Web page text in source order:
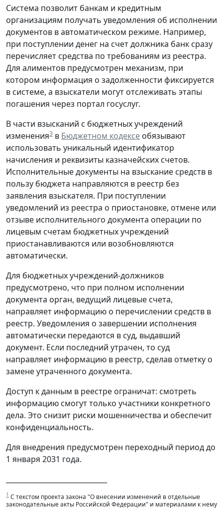
Система позволит банкам и кредитным
организациям получать уведомления об исполнении
документов в автоматическом режиме. Например,
при поступлении денег на счет должника банк сразу
перечисляет средства по требованиям из реестра.
Для алиментов предусмотрен механизм, при
котором информация о задолженности фиксируется
в системе, а взыскатели могут отслеживать этапы
погашения через портал госуслуг.
В части взысканий с бюджетных учреждений
изменения3 в Бюджетном кодексе обязывают
использовать уникальный идентификатор
начисления и реквизиты казначейских счетов.
Исполнительные документы на взыскание средств в
пользу бюджета направляются в реестр без
заявления взыскателя. При поступлении
уведомлений из реестра о приостановке, отмене или
отзыве исполнительного документа операции по
лицевым счетам бюджетных учреждений
приостанавливаются или возобновляются
автоматически.
Для бюджетных учреждений-должников
предусмотрено, что при полном исполнении
документа орган, ведущий лицевые счета,
направляет информацию о перечислении средств в
реестр. Уведомления о завершении исполнения
автоматически передаются в суд, выдавший
документ. Если последний утрачен, то суд
направляет информацию в реестр, сделав отметку о
замене утраченного документа.
Доступ к данным в реестре ограничат: смотреть
информацию смогут только участники конкретного
дела. Это снизит риски мошенничества и обеспечит
конфиденциальность.
Для внедрения предусмотрен переходный период до
1 января 2031 года.
1 С текстом проекта закона "О внесении изменений в отдельные
законодательные акты Российской Федерации" и материалами к нему